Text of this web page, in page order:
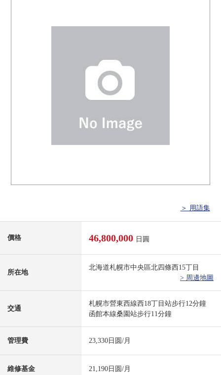
＞ 用語集
價格 46,800,000 日圓
所在地
北海道札幌市中央區北四條西15丁目
> 周邊地圖
交通
札幌市營東西線西18丁目站步行12分鐘
函館本線桑園站步行11分鐘
管理費 23,330日圆/月
維修基金 21,190日圆/月